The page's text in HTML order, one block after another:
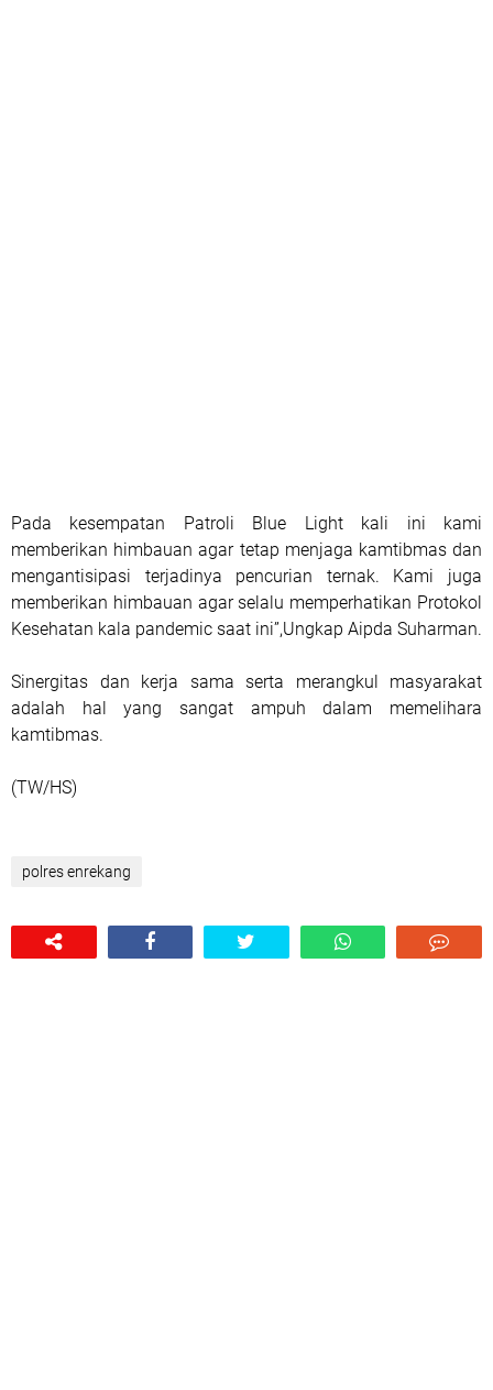
Pada kesempatan Patroli Blue Light kali ini kami
memberikan himbauan agar tetap menjaga kamtibmas dan
mengantisipasi terjadinya pencurian ternak. Kami juga
memberikan himbauan agar selalu memperhatikan Protokol
Kesehatan kala pandemic saat ini”,Ungkap Aipda Suharman.
Sinergitas dan kerja sama serta merangkul masyarakat
adalah hal yang sangat ampuh dalam memelihara
kamtibmas.
(TW/HS)
polres enrekang